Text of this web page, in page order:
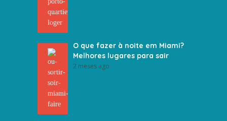
O que fazer à noite em Miami?
Melhores lugares para sair
2 meses ago